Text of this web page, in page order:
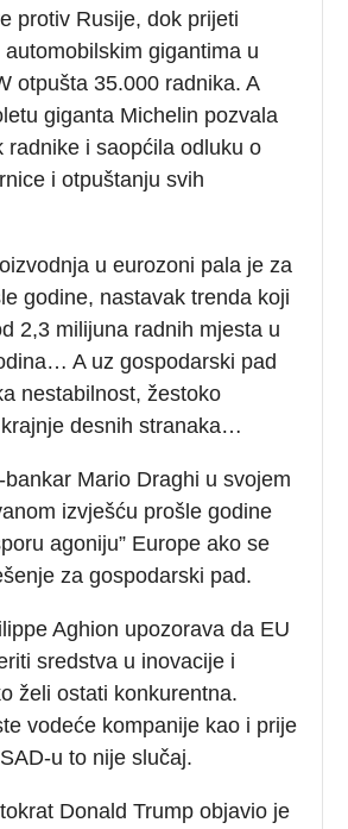
protiv Rusije, dok prijeti
gigantima u
otpušta 35.000 radnika. A
giganta Michelin pozvala
radnike i saopćila odluku o
i otpuštanju svih
u eurozoni pala je za
godine, nastavak trenda koji
2,3 milijuna radnih mjesta u
A uz gospodarski pad
nestabilnost, žestoko
desnih stranaka…
Mario Draghi u svojem
izvješću prošle godine
agoniju” Europe ako se
za gospodarski pad.
Aghion upozorava da EU
sredstva u inovacije i
želi ostati konkurentna.
vodeće kompanije kao i prije
u to nije slučaj.
Donald Trump objavio je